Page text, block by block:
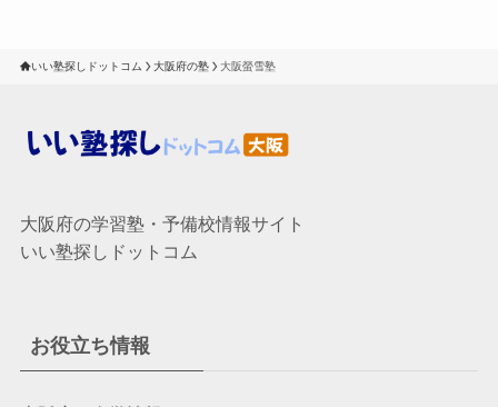
いい塾探しドットコム 大阪府の塾 大阪螢雪塾
大阪府の学習塾・予備校情報サイト
いい塾探しドットコム
お役立ち情報